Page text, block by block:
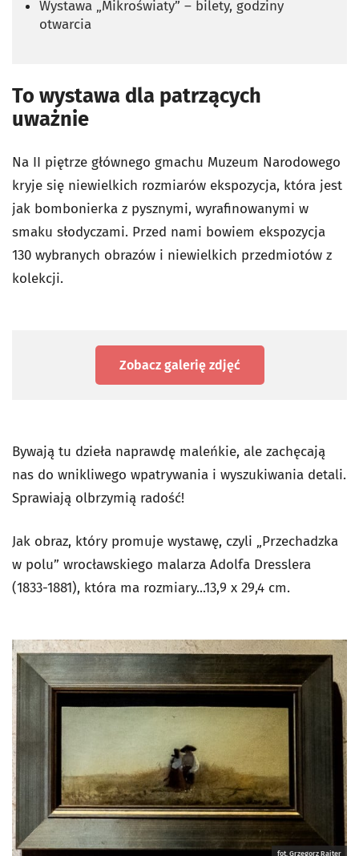
Wystawa „Mikroświaty” – bilety, godziny
otwarcia
To wystawa dla patrzących
uważnie
Na II piętrze głównego gmachu Muzeum Narodowego
kryje się niewielkich rozmiarów ekspozycja, która jest
jak bombonierka z pysznymi, wyrafinowanymi w
smaku słodyczami. Przed nami bowiem ekspozycja
130 wybranych obrazów i niewielkich przedmiotów z
kolekcji.
Zobacz galerię zdjęć
Bywają tu dzieła naprawdę maleńkie, ale zachęcają
nas do wnikliwego wpatrywania i wyszukiwania detali.
Sprawiają olbrzymią radość!
Jak obraz, który promuje wystawę, czyli „Przechadzka
w polu” wrocławskiego malarza Adolfa Dresslera
(1833-1881), która ma rozmiary...13,9 x 29,4 cm.
fot. Grzegorz Rajter